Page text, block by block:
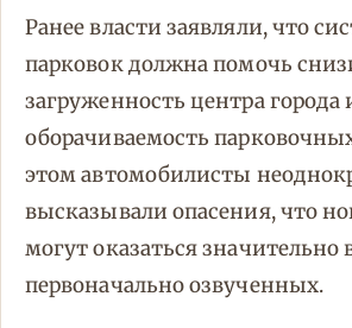
Ранее власти заявляли, что
парковок должна помочь
загруженность центра города
оборачиваемость
этом автомобилисты
высказывали опасения, что
могут оказаться
первоначально озвученных.